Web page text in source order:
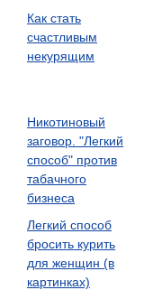
Как стать
счастливым
некурящим
Никотиновый
заговор. "Легкий
способ" против
табачного
бизнеса
Легкий способ
бросить курить
для женщин (в
картинках)